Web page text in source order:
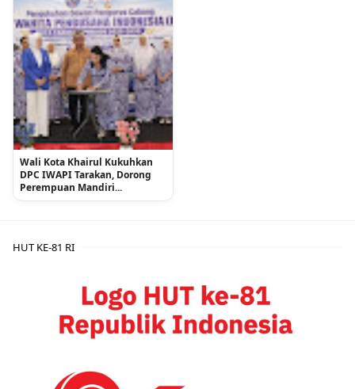
Wali Kota Khairul Kukuhkan
DPC IWAPI Tarakan, Dorong
Perempuan Mandiri...
HUT KE-81 RI